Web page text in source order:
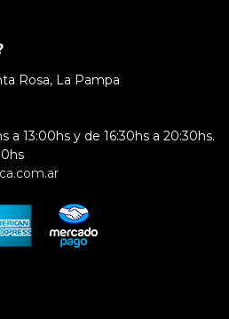
Rosa, La Pampa
a 13:00hs y de 16:30hs a 20:30hs.